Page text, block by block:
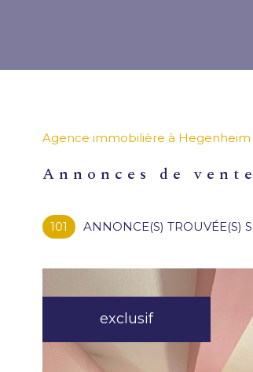
Agence immobilière à Hegenheim
annonces de
101 ANNONCE(S) TROUVÉE(S)
exclusif